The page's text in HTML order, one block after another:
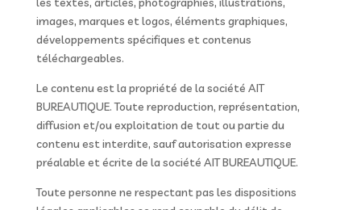
images, marques et logos, éléments graphiques,
développements spécifiques et contenus
téléchargeables.
Le contenu est la propriété de la société AIT
BUREAUTIQUE. Toute reproduction, représentation,
diffusion et/ou exploitation de tout ou partie du
contenu est interdite, sauf autorisation expresse
préalable et écrite de la société AIT BUREAUTIQUE.
Toute personne ne respectant pas les dispositions